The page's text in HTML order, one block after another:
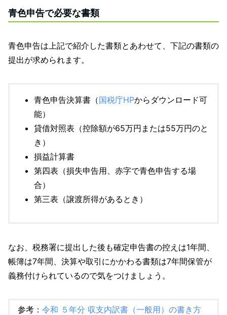
青色申告で必要な書類
青色申告は上記で紹介した書類とあわせて、下記の書類の
提出が求められます。
青色申告決算書（国税庁HPからダウンロード可
能）
貸借対照表（控除額が65万円または55万円のと
き）
損益計算書
第四表（損失申告用、赤字で青色申告する場
合）
第三表（譲渡所得があるとき）
なお、税務署に提出した後も確定申告書の控えは1年間、
帳簿は7年間、決算や取引にかかわる書類は7年間保管が
義務付けられているので気をつけましょう。
参考： 令和 ５年分 収支内訳書（一般用）の書き方